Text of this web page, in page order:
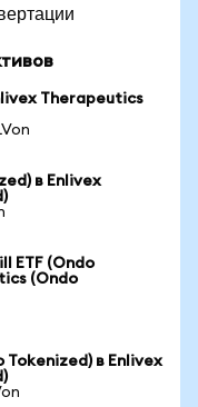
Therapeutics
в Enlivex
ETF (Ondo
(Ondo
Tokenized) в Enlivex